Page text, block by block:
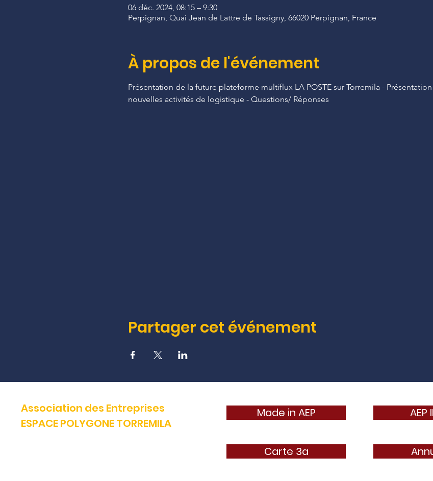
06 déc. 2024, 08:15 – 9:30
Perpignan, Quai Jean de Lattre de Tassigny, 66020 Perpignan, France
À propos de l'événement
Présentation de la future plateforme multiflux LA POSTE sur Torremila -
nouvelles activités de logistique - Questions/ Réponses
Partager cet événement
Association des Entreprises
ESPACE POLYGONE TORREMILA
Made in AEP
Carte 3a
AEP